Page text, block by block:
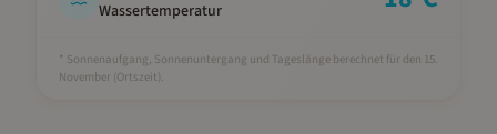
Wassertemperatur
* Sonnenaufgang, Sonnenuntergang und Tageslänge berechnet für den 15.
November (Ortszeit).